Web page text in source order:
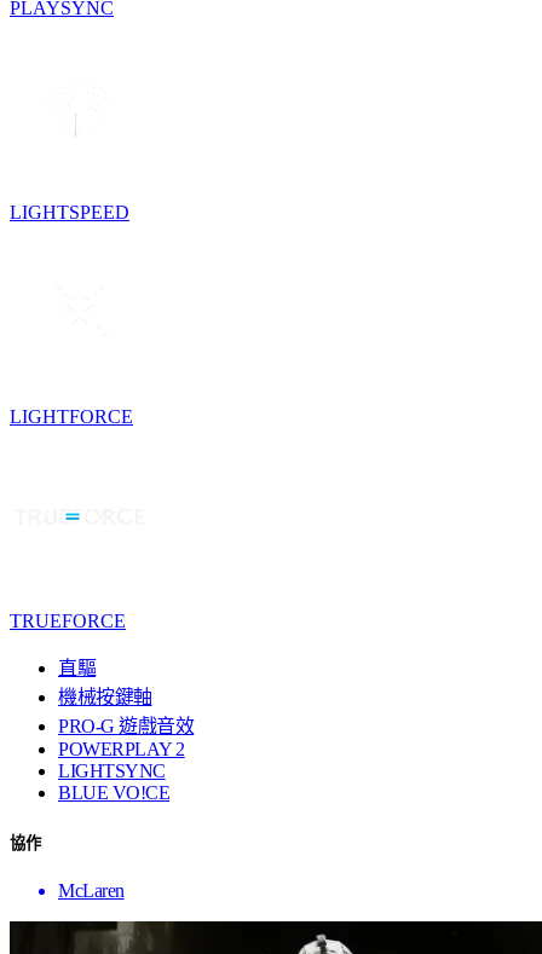
PLAYSYNC
LIGHTSPEED
LIGHTFORCE
TRUEFORCE
直驅
機械按鍵軸
PRO-G 遊戲音效
POWERPLAY 2
LIGHTSYNC
BLUE VO!CE
協作
McLaren